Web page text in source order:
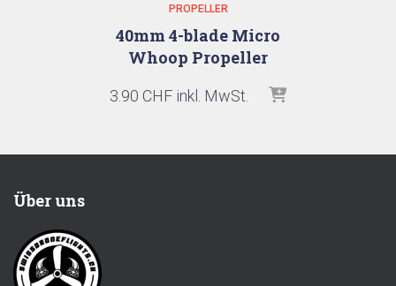
PROPELLER
40mm 4-blade Micro
Whoop Propeller
3.90 CHF inkl. MwSt.
Über uns